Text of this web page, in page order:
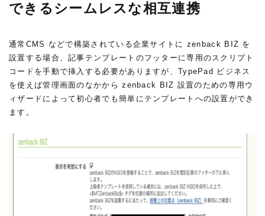
できるシームレスな相互連携
通常CMS などで構築されている企業サイトに zenback BIZ を
設置する場合、記事テンプレートのフッターに専用のスクリプト
コードを手動で挿入する必要がありますが、TypePad ビジネス
を使えば管理画面のなかから zenback BIZ 設置のための専用ウ
ィザードによって初心者でも簡単にテンプレートへの設置ができ
ます。